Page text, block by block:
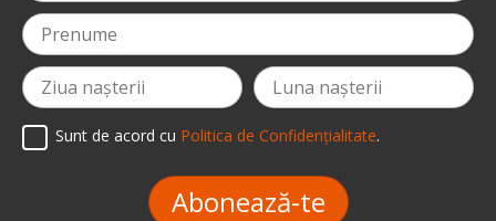
Sunt de acord cu Politica de Confidențialitate.
Abonează-te